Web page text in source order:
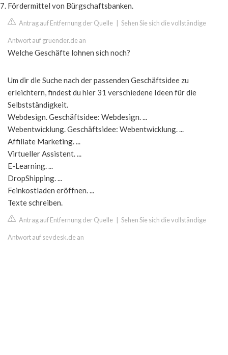
Fördermittel von Bürgschaftsbanken.
Antrag auf Entfernung der Quelle Sehen Sie sich die vollständige
Antwort auf gruender.de an
Welche Geschäfte lohnen sich noch?
Um dir die Suche nach der passenden Geschäftsidee zu
erleichtern, findest du hier 31 verschiedene Ideen für die
Selbstständigkeit.
Webdesign. Geschäftsidee: Webdesign. ...
Webentwicklung. Geschäftsidee: Webentwicklung. ...
Affiliate Marketing. ...
Virtueller Assistent. ...
E-Learning. ...
DropShipping. ...
Feinkostladen eröffnen. ...
Texte schreiben.
Antrag auf Entfernung der Quelle Sehen Sie sich die vollständige
Antwort auf sevdesk.de an